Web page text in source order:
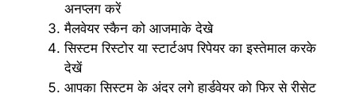
अनप्लग करें
मैलवेयर स्कैन को आजमाके देखे
सिस्टम रिस्टोर या स्टार्टअप रिपेयर का इस्तेमाल करके
देखें
आपका सिस्टम के अंदर लगे हार्डवेयर को फिर से रीसेट